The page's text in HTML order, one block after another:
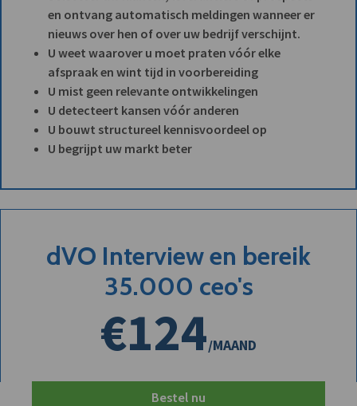
en ontvang automatisch meldingen wanneer er
nieuws over hen of over uw bedrijf verschijnt.
U weet waarover u moet praten vóór elke
afspraak en wint tijd in voorbereiding
U mist geen relevante ontwikkelingen
U detecteert kansen vóór anderen
U bouwt structureel kennisvoordeel op
U begrijpt uw markt beter
dVO Interview en bereik
35.000 ceo's
€124/MAAND
Bestel nu